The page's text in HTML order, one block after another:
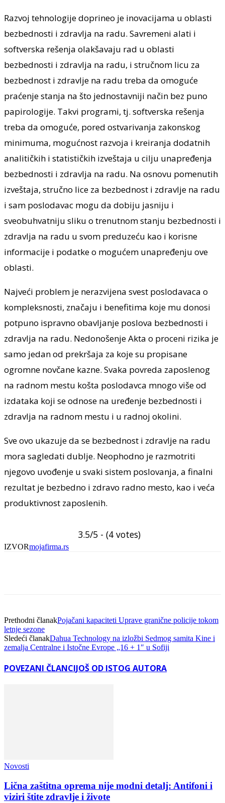
Razvoj tehnologije doprineo je inovacijama u oblasti
bezbednosti i zdravlja na radu. Savremeni alati i
softverska rešenja olakšavaju rad u oblasti
bezbednosti i zdravlja na radu, i stručnom licu za
bezbednost i zdravlje na radu treba da omoguće
praćenje stanja na što jednostavniji način bez puno
papirologije. Takvi programi, tj. softverska rešenja
treba da omoguće, pored ostvarivanja zakonskog
minimuma, mogućnost razvoja i kreiranja dodatnih
analitičkih i statističkih izveštaja u cilju unapređenja
bezbednosti i zdravlja na radu. Na osnovu pomenutih
izveštaja, stručno lice za bezbednost i zdravlje na radu
i sam poslodavac mogu da dobiju jasniju i
sveobuhvatniju sliku o trenutnom stanju bezbednosti i
zdravlja na radu u svom preduzeću kao i korisne
informacije i podatke o mogućem unapređenju ove
oblasti.
Najveći problem je nerazvijena svest poslodavaca o
kompleksnosti, značaju i benefitima koje mu donosi
potpuno ispravno obavljanje poslova bezbednosti i
zdravlja na radu. Nedonošenje Akta o proceni rizika je
samo jedan od prekršaja za koje su propisane
ogromne novčane kazne. Svaka povreda zaposlenog
na radnom mestu košta poslodavca mnogo više od
izdataka koji se odnose na uređenje bezbednosti i
zdravlja na radnom mestu i u radnoj okolini.
Sve ovo ukazuje da se bezbednost i zdravlje na radu
mora sagledati dublje. Neophodno je razmotriti
njegovo uvođenje u svaki sistem poslovanja, a finalni
rezultat je bezbedno i zdravo radno mesto, kao i veća
produktivnost zaposlenih.
3.5/5 - (4 votes)
IZVORmojafirma.rs
Prethodni članakPojačani kapaciteti Uprave granične policije tokom
letnje sezone
Sledeći članakDahua Technology na izložbi Sedmog samita Kine i
zemalja Centralne i Istočne Evrope „16 + 1″ u Sofiji
POVEZANI ČLANCIJOŠ OD ISTOG AUTORA
Novosti
Lična zaštitna oprema nije modni detalj: Antifoni i
viziri štite zdravlje i živote